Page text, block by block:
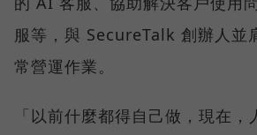
服等，與 SecureTalk 創辦人並
常營運作業。
「以前什麼都得自己做，現在，